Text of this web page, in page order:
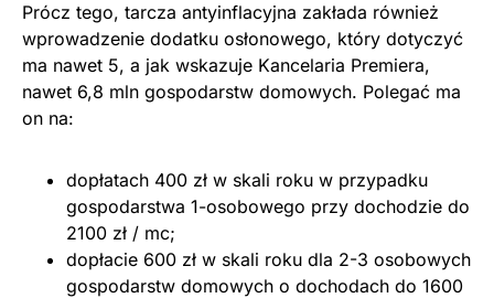
Prócz tego, tarcza antyinflacyjna zakłada również
wprowadzenie dodatku osłonowego, który dotyczyć
ma nawet 5, a jak wskazuje Kancelaria Premiera,
nawet 6,8 mln gospodarstw domowych. Polegać ma
on na:
dopłatach 400 zł w skali roku w przypadku
gospodarstwa 1-osobowego przy dochodzie do
2100 zł / mc;
dopłacie 600 zł w skali roku dla 2-3 osobowych
gospodarstw domowych o dochodach do 1600